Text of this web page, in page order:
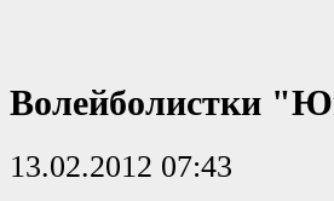
Волейболистки
13.02.2012 07:43